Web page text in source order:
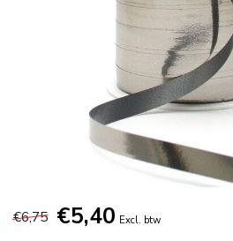
€6,75 €5,40 Excl. btw